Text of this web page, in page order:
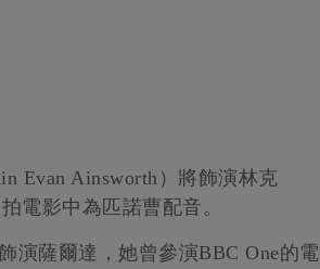
Evan Ainsworth）將飾演林克
電影中為匹諾曹配音。
演薩爾達，她曾參演BBC One的電